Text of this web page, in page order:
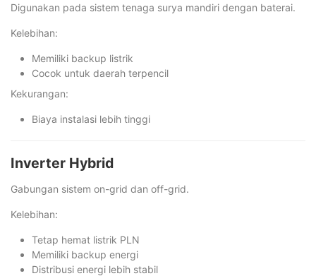
Digunakan pada sistem tenaga surya mandiri dengan baterai.
Kelebihan:
Memiliki backup listrik
Cocok untuk daerah terpencil
Kekurangan:
Biaya instalasi lebih tinggi
Inverter Hybrid
Gabungan sistem on-grid dan off-grid.
Kelebihan:
Tetap hemat listrik PLN
Memiliki backup energi
Distribusi energi lebih stabil